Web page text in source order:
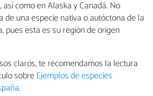
como en Alaska y Canadá. No
de una especie nativa o autóctona de la
pues esta es su región de origen
claros, te recomendamos la lectura
sobreEjemplos de especies
.